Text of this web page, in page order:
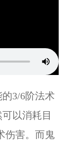
3/6阶法术
以消耗目
伤害。而鬼